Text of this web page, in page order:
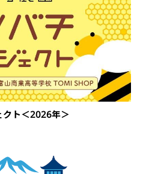
クト＜2026年＞